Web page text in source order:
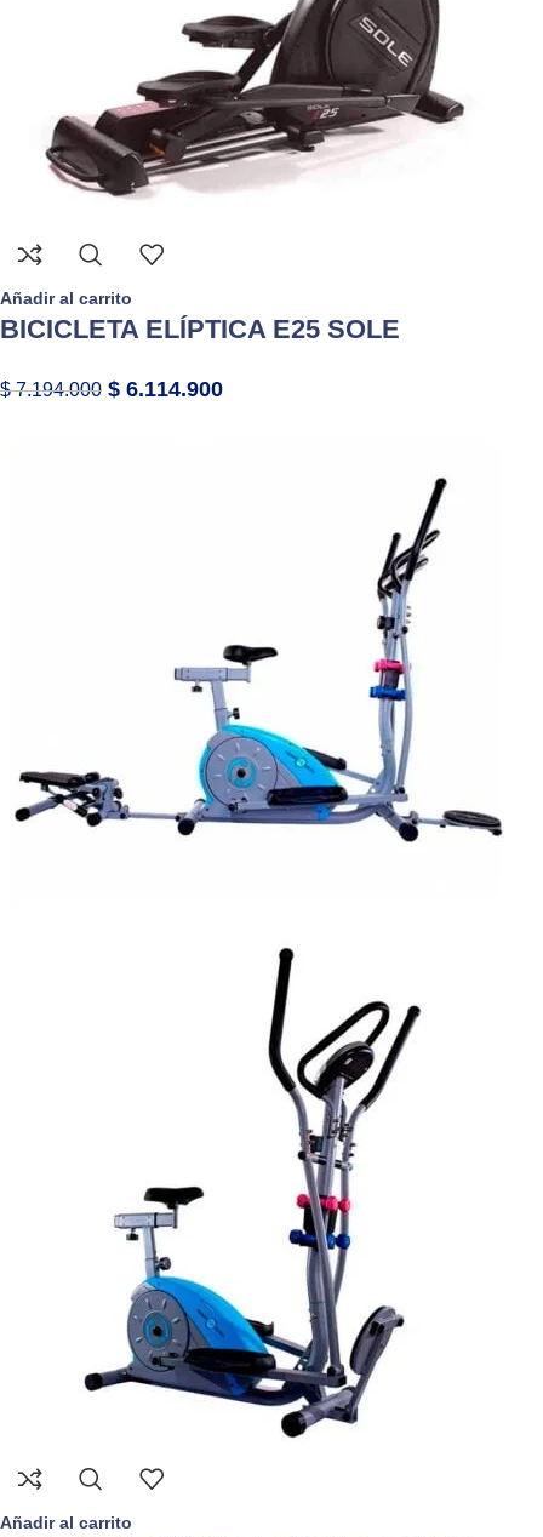
Añadir al carrito
BICICLETA ELÍPTICA E25 SOLE
$7.194.000 $ 6.114.900
Añadir al carrito